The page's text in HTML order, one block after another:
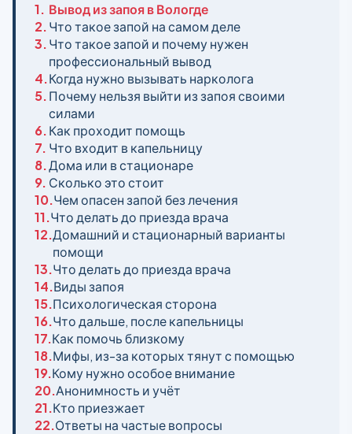
1. Вывод из запоя в Вологде
2.Что такое запой на самом деле
3.Что такое запой и почему нужен
профессиональный вывод
4.Когда нужно вызывать нарколога
5.Почему нельзя выйти из запоя своими
силами
6.Как проходит помощь
7. Что входит в капельницу
8.Дома или в стационаре
9. Сколько это стоит
10.Чем опасен запой без лечения
11.Что делать до приезда врача
12.Домашний и стационарный варианты
помощи
13.Что делать до приезда врача
14.Виды запоя
15.Психологическая сторона
16.Что дальше, после капельницы
17.Как помочь близкому
18.Мифы, из-за которых тянут с помощью
19.Кому нужно особое внимание
20.Анонимность и учёт
21.Кто приезжает
22.Ответы на частые вопросы